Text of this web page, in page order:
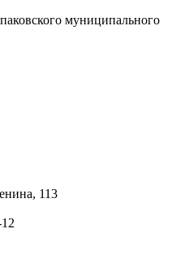
муниципального
113